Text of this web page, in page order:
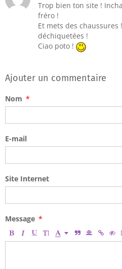
Trop bien ton site !
fréro !
Et mets des chaussures
déchiquetées !
Ciao poto !
Ajouter un commentaire
Nom
E-mail
Site Internet
Message